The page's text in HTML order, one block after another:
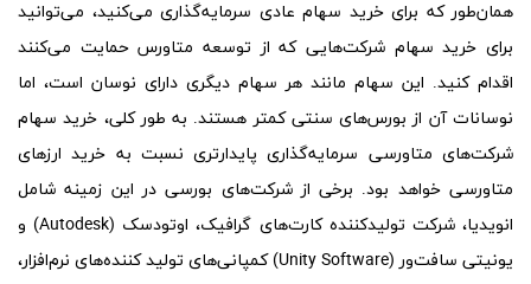
همان‌طور که برای خرید سهام عادی سرمایه‌گذاری می‌کنید، می‌توانید
برای خرید سهام شرکت‌هایی که از توسعه متاورس حمایت می‌کنند
اقدام کنید. این سهام مانند هر سهام دیگری دارای نوسان است، اما
نوسانات آن از بورس‌های سنتی کمتر هستند. به طور کلی، خرید سهام
شرکت‌های متاورسی سرمایه‌گذاری پایدارتری نسبت به خرید ارزهای
متاورسی خواهد بود. برخی از شرکت‌های بورسی در این زمینه شامل
انویدیا، شرکت تولیدکننده کارت‌های گرافیک، اوتودسک (Autodesk) و
یونیتی سافت‌ور (Unity Software) کمپانی‌های تولید کننده‌های نرم‌افزار،